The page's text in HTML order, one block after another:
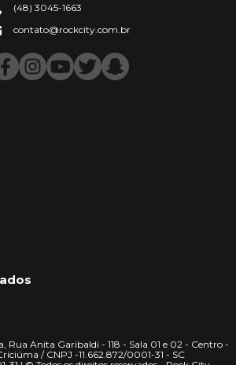
(48) 3045-1663
contato@rockcity.com.br
Rua Anita Garibaldi - 118 - Sala 01 e 02 - Centro -
/ CNPJ -11.662.872/0001-31 - SC